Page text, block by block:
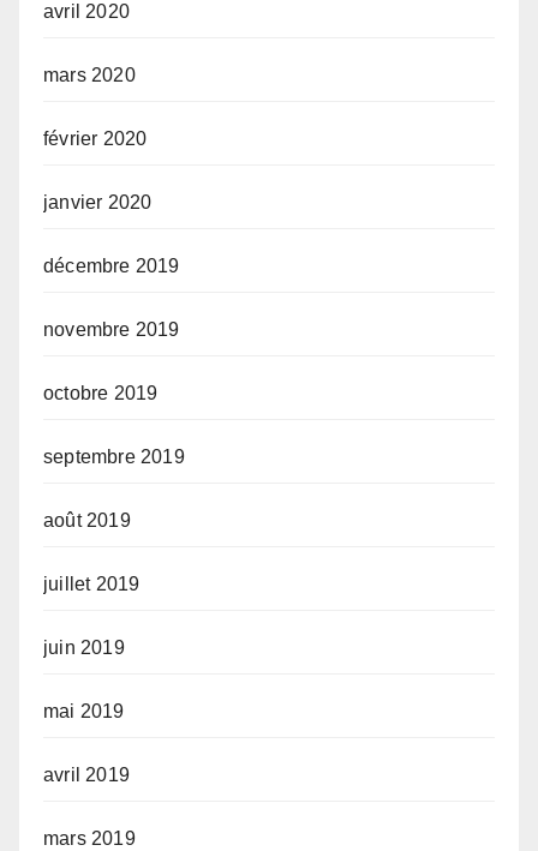
avril 2020
mars 2020
février 2020
janvier 2020
décembre 2019
novembre 2019
octobre 2019
septembre 2019
août 2019
juillet 2019
juin 2019
mai 2019
avril 2019
mars 2019